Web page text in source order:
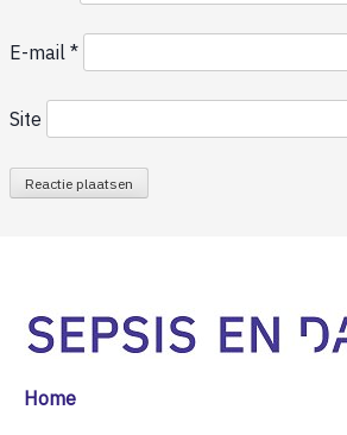
E-mail *
Site
Home